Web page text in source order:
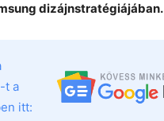
dizájnstratégiájában.
t a
itt: